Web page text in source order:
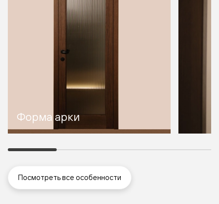
Форма арки
Посмотреть все особенности